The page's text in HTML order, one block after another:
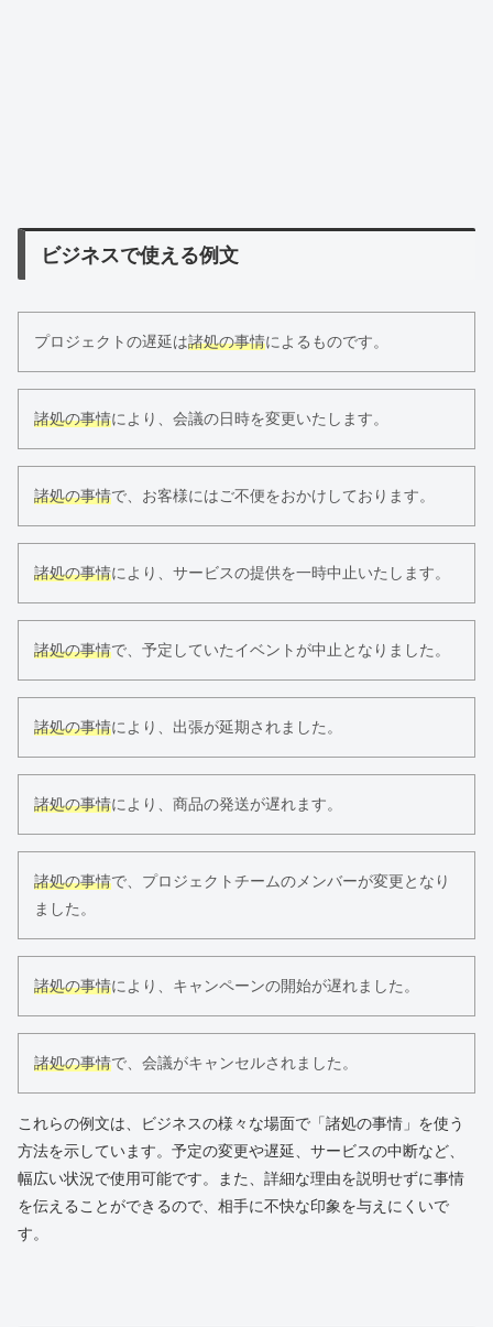
ビジネスで使える例文
プロジェクトの遅延は諸処の事情によるものです。
諸処の事情により、会議の日時を変更いたします。
諸処の事情で、お客様にはご不便をおかけしております。
諸処の事情により、サービスの提供を一時中止いたします。
諸処の事情で、予定していたイベントが中止となりました。
諸処の事情により、出張が延期されました。
諸処の事情により、商品の発送が遅れます。
諸処の事情で、プロジェクトチームのメンバーが変更となり
ました。
諸処の事情により、キャンペーンの開始が遅れました。
諸処の事情で、会議がキャンセルされました。
これらの例文は、ビジネスの様々な場面で「諸処の事情」を使う
方法を示しています。予定の変更や遅延、サービスの中断など、
幅広い状況で使用可能です。また、詳細な理由を説明せずに事情
を伝えることができるので、相手に不快な印象を与えにくいで
す。